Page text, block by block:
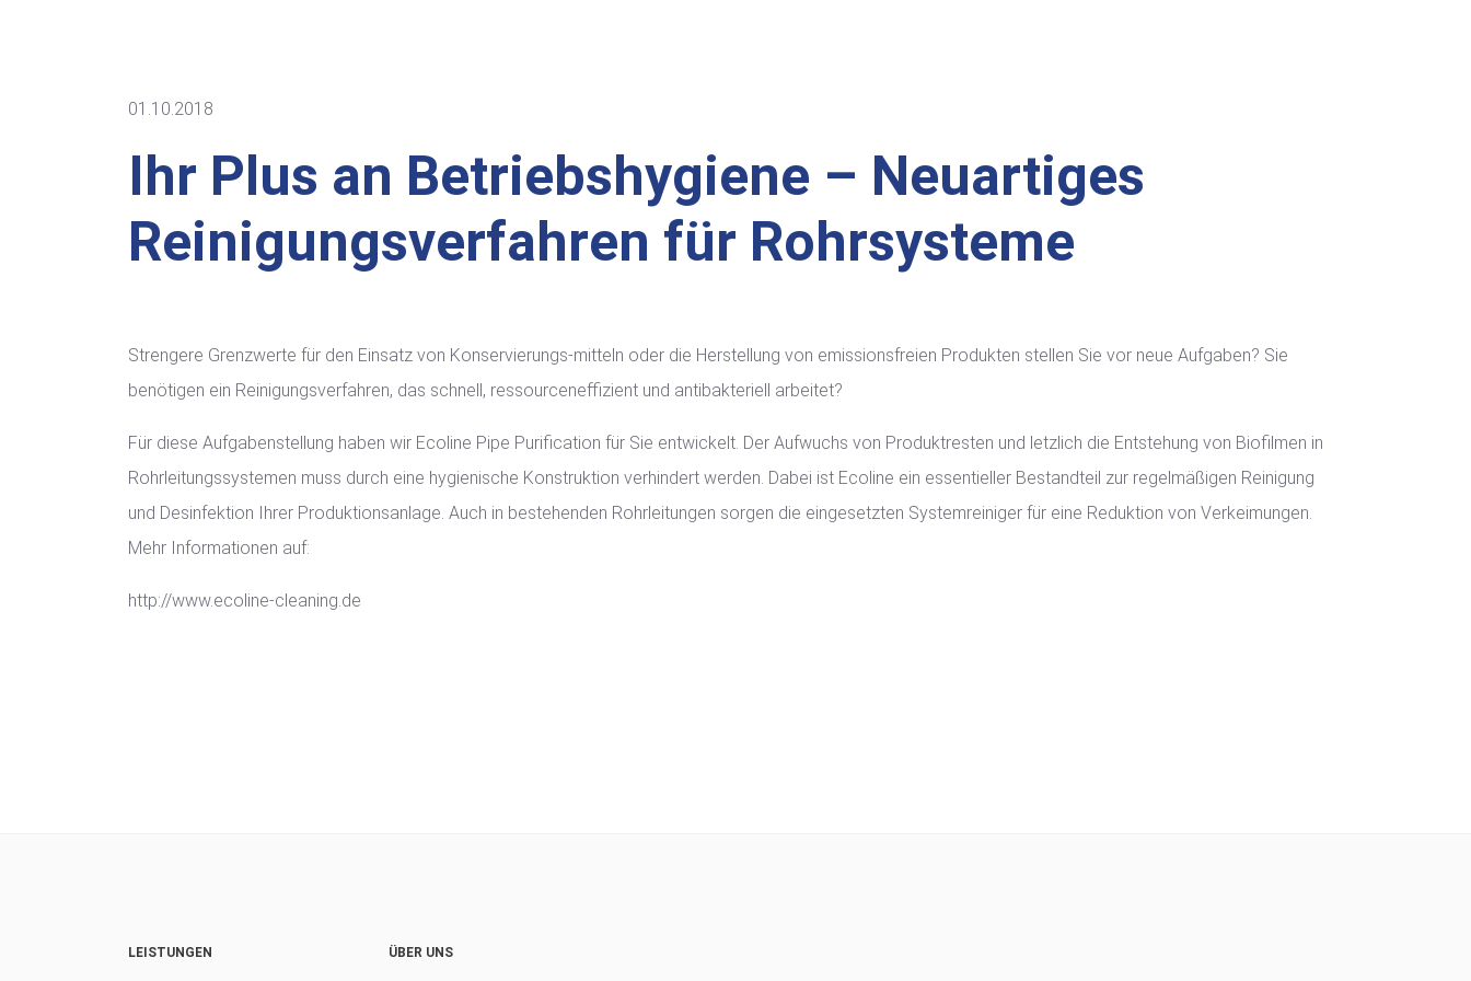
01.10.2018
Ihr Plus an Betriebshygiene – Neuartiges
Reinigungsverfahren für Rohrsysteme
Strengere Grenzwerte für den Einsatz von Konservierungs-mitteln oder die Herstellung von emissionsfreien Produkten stellen Sie vor neue Aufgaben? Sie
benötigen ein Reinigungsverfahren, das schnell, ressourceneffizient und antibakteriell arbeitet?
Für diese Aufgabenstellung haben wir Ecoline Pipe Purification für Sie entwickelt. Der Aufwuchs von Produktresten und letzlich die Entstehung von Biofilmen in
Rohrleitungssystemen muss durch eine hygienische Konstruktion verhindert werden. Dabei ist Ecoline ein essentieller Bestandteil zur regelmäßigen Reinigung
und Desinfektion Ihrer Produktionsanlage. Auch in bestehenden Rohrleitungen sorgen die eingesetzten Systemreiniger für eine Reduktion von Verkeimungen.
Mehr Informationen auf:
http://www.ecoline-cleaning.de
LEISTUNGEN ÜBER UNS